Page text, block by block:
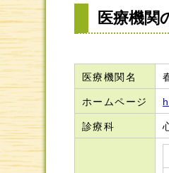
医療機
医療機関名
ホームページ
診療科